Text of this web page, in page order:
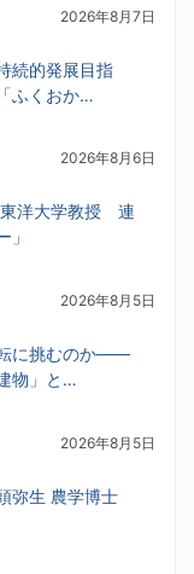
2026年8月7日
続的発展目指
ふくおか…
2026年8月6日
洋大学教授 連
」
2026年8月5日
に挑むのか――
物」と…
2026年8月5日
弥生 農学博士